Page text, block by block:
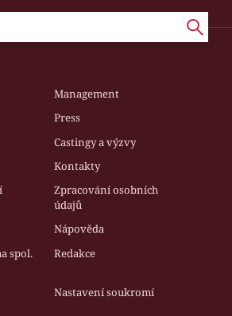
Management
Press
Castingy a výzvy
Kontakty
Zpracování osobních
údajů
Nápověda
spol.
Redakce
Nastavení soukromí